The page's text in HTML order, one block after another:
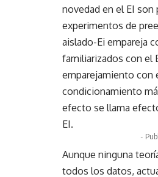
novedad en el EI son
experimentos de
aislado-Ei empareja
familiarizados con el
emparejamiento con
condicionamiento
efecto se llama
EI.
-
Aunque ninguna
todos los datos,